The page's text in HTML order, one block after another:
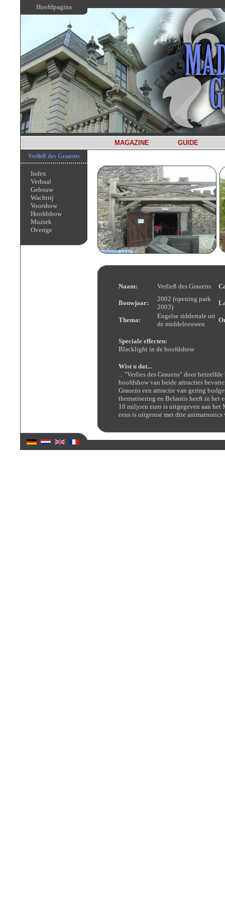
Hoofdpagina
MAGAZINE GUIDE
Verließ des Grauens
Index
Verhaal
Gebouw
Wachtrij
Voorshow
Hoofdshow
Muziek
Overige
Naam: Verließ des Grauens
Bouwjaar:
2002 (opening park
2003)
Thema:
Engelse riddertale uit
de middeleeuwen
Speciale effecten:
Blacklight in de hoofdshow
Wist u dat...
... "Verlies des Grauens" door
hoofdshow van beide attracties
Grauens een attractie van gering
thematisering en Belantis heeft in het
10 miljoen euro is uitgegeven aan
eens is uitgerust met drie